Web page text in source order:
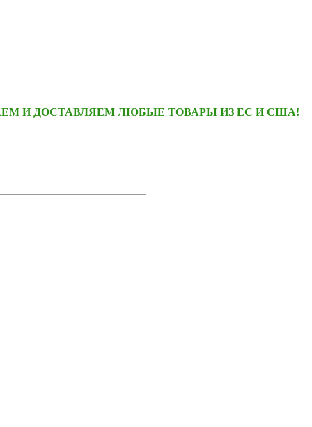
И ДОСТАВЛЯЕМ ЛЮБЫЕ ТОВАРЫ ИЗ ЕС И США!